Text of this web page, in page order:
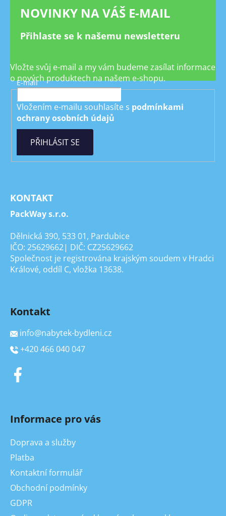
NOVINKY NA VÁŠ E-MAIL
Přihlaste se k našemu newsletteru
Vložte svůj e-mail a my vám budeme zasílat informace
o nových produktech na našem e-shopu.
E-mail
Vložením e-mailu souhlasíte s podmínkami
ochrany osobních údajů
PŘIHLÁSIT SE
KONTAKT
PackWay s.r.o.
Dělnická 390, 533 01, Pardubice
IČO: 25629662| DIČ: CZ25629662
Společnost je registrována krajským soudem v Hradci
Králové, oddíl C, vložka 13638.
Kontakt
info@nabytek-bydleni.cz
+420 466 040 047
Informace pro vás
Doprava a služby
Platba
Kontaktní formulář
Obchodní podmínky
GDPR